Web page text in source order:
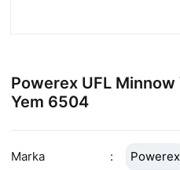
Powerex UFL
Yem 6504
Marka
Powerex